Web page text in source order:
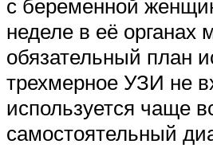
с беременной
неделе в её органах
обязательный план
трехмерное УЗИ не
используется чаще
самостоятельный